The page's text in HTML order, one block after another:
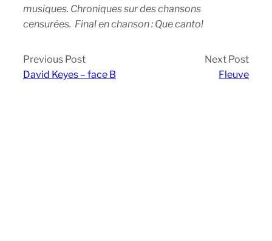
musiques. Chroniques sur des chansons
censurées. Final en chanson : Que canto!
Previous Post
David Keyes – face B
Next Post
Fleuve